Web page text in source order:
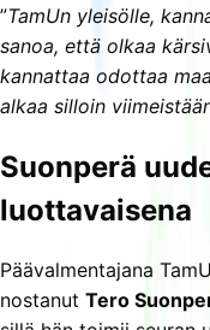
”TamUn yleisölle,
sanoa, että olkaa
kannattaa odottaa
alkaa silloin
Suonperä
luottavaisena
Päävalmentajana
nostanut Tero